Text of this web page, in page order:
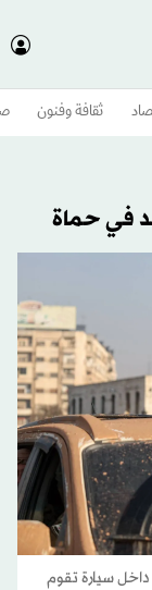
ثقافة وفنون
في حماة
سيارة تقوم